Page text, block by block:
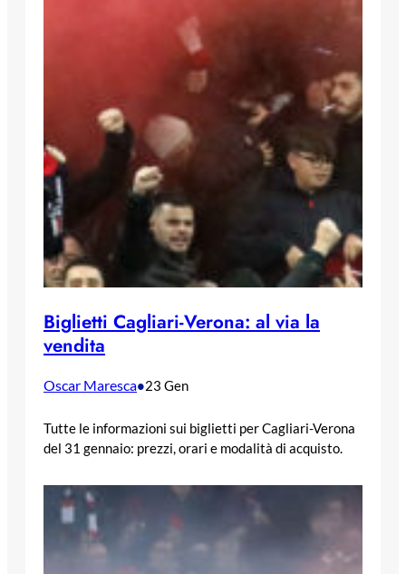
Biglietti Cagliari-Verona: al via la
vendita
Oscar Maresca•23 Gen
Tutte le informazioni sui biglietti per Cagliari-Verona
del 31 gennaio: prezzi, orari e modalità di acquisto.